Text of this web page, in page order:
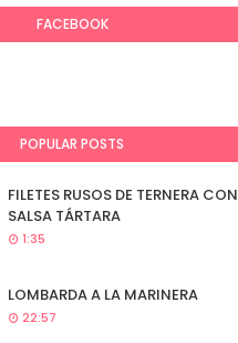
FACEBOOK
POPULAR POSTS
FILETES RUSOS DE TERNERA CON
SALSA TÁRTARA
1:35
LOMBARDA A LA MARINERA
22:57